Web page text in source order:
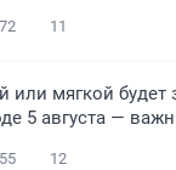
11
или мягкой
5 августа —
12